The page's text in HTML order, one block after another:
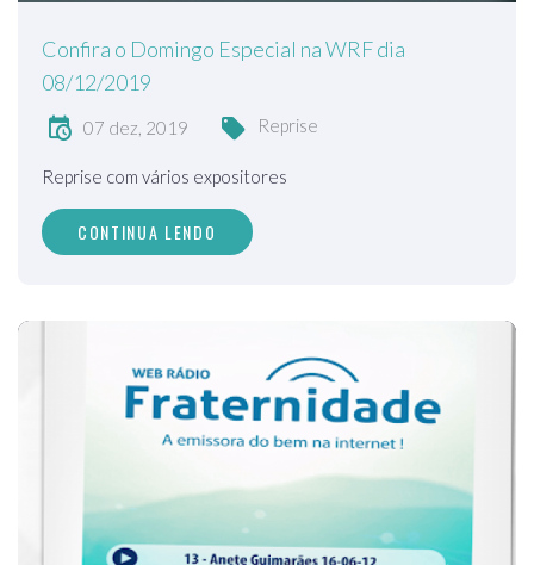
Confira o Domingo Especial na WRF dia
08/12/2019
07 dez, 2019 Reprise
Reprise com vários expositores
CONTINUA LENDO